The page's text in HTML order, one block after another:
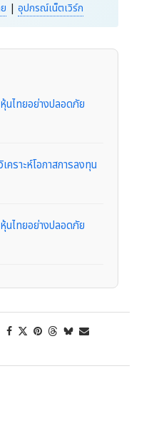
| อุปกรณ์เน็ตเวิร์ก
นไทยอย่างปลอดภัย
คราะห์โอกาสการลงทุน
นไทยอย่างปลอดภัย